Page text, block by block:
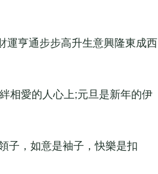
亨通步步高升生意興隆東成西
愛的人心上;元旦是新年的伊
，如意是袖子，快樂是扣